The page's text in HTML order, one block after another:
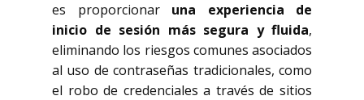
es proporcionar una experiencia de
inicio de sesión más segura y fluida,
eliminando los riesgos comunes asociados
al uso de contraseñas tradicionales, como
el robo de credenciales a través de sitios